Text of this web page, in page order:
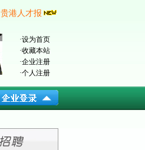
贵港人才报
·设为首页
·收藏本站
·企业注册
·个人注册